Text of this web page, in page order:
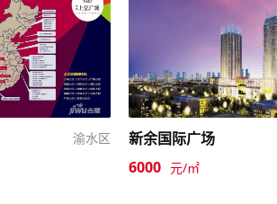
渝水区 新余国际广场
6000 元/㎡